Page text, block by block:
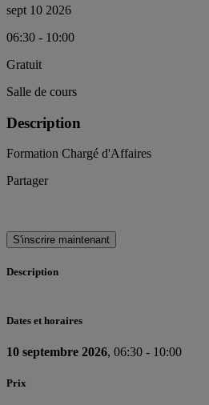
sept 10 2026
06:30 - 10:00
Gratuit
Salle de cours
Description
Formation Chargé d'Affaires
Partager
S'inscrire maintenant
Description
Dates et horaires
10 septembre 2026, 06:30 - 10:00
Prix